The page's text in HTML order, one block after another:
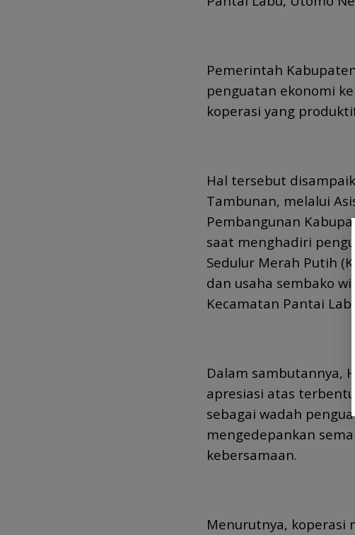
Pemerintah
penguatan ekonomi
koperasi yang
Hal tersebut
Tambunan, melalui
Pembangunan
saat menghadiri
Sedulur Merah Putih
dan usaha sembako
Kecamatan Pantai
Dalam sambutannya,
apresiasi atas
sebagai wadah
mengedepankan
kebersamaan.
Menurutnya, koperasi